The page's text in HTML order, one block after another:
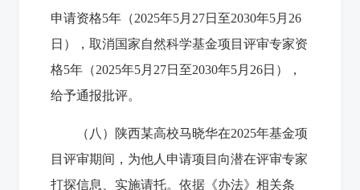
申请资格5年（2025年5月27日至2030年5月26
日），取消国家自然科学基金项目评审专家资
格5年（2025年5月27日至2030年5月26日），
给予通报批评。
（八）陕西某高校马晓华在2025年基金项
目评审期间，为他人申请项目向潜在评审专家
打探信息、实施请托。依据《办法》相关条